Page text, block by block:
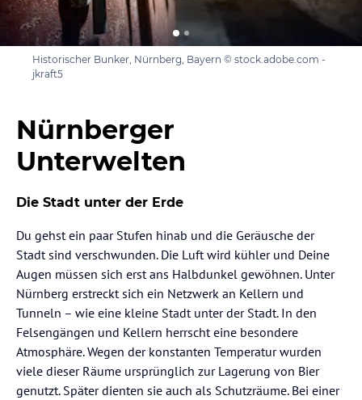
Historischer Bunker, Nürnberg, Bayern © stock.adobe.com -
jkraft5
Nürnberger
Unterwelten
Die Stadt unter der Erde
Du gehst ein paar Stufen hinab und die Geräusche der
Stadt sind verschwunden. Die Luft wird kühler und Deine
Augen müssen sich erst ans Halbdunkel gewöhnen. Unter
Nürnberg erstreckt sich ein Netzwerk an Kellern und
Tunneln – wie eine kleine Stadt unter der Stadt. In den
Felsengängen und Kellern herrscht eine besondere
Atmosphäre. Wegen der konstanten Temperatur wurden
viele dieser Räume ursprünglich zur Lagerung von Bier
genutzt. Später dienten sie auch als Schutzräume. Bei einer